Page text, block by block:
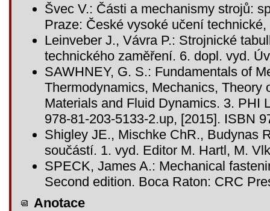
Švec V.: Části a mechanismy strojů:
Praze: České vysoké učení
Leinveber J., Vávra P.: Strojnické
technického zaměření. 6. dopl. vyd.
SAWHNEY, G. S.: Fundamentals of
Thermodynamics, Mechanics, Theory
Materials and Fluid Dynamics. 3. PHI
978-81-203-5133-2.up, [2015]. ISBN
Shigley JE., Mischke ChR., Budynas
součástí. 1. vyd. Editor M. Hartl, M.
SPECK, James A.: Mechanical
Second edition. Boca Raton: CRC
Anotace